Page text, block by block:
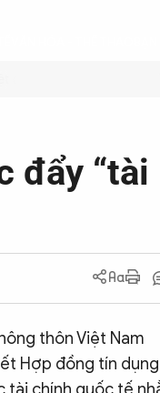
tiết kiệm xăng dầu để
đẩy “tài
thôn Việt Nam
Hợp đồng tín